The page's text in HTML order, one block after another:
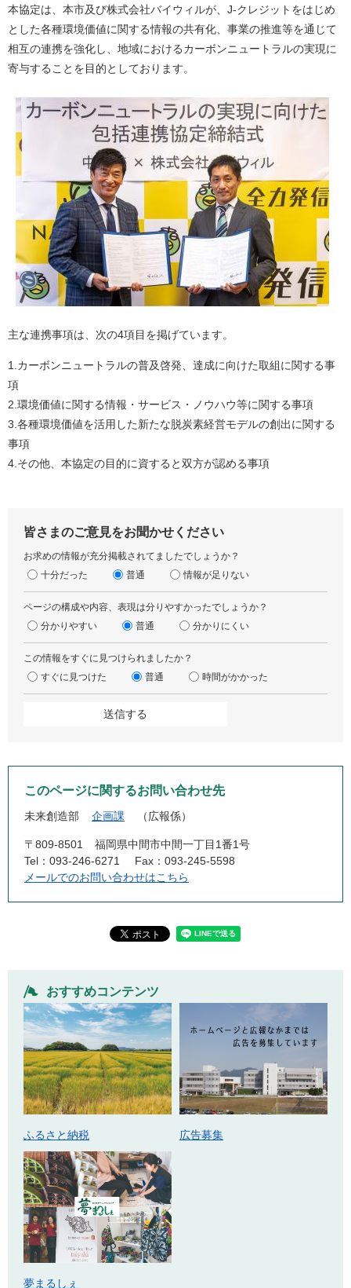
本協定は、本市及び株式会社バイウィルが、J-クレジットをはじめ
とした各種環境価値に関する情報の共有化、事業の推進等を通じて
相互の連携を強化し、地域におけるカーボンニュートラルの実現に
寄与することを目的としております。
主な連携事項は、次の4項目を掲げています。
1.カーボンニュートラルの普及啓発、達成に向けた取組に関する事
項
2.環境価値に関する情報・サービス・ノウハウ等に関する事項
3.各種環境価値を活用した新たな脱炭素経営モデルの創出に関する
事項
4.その他、本協定の目的に資すると双方が認める事項
皆さまのご意見をお聞かせください
お求めの情報が充分掲載されてましたでしょうか？
十分だった
普通 情報が足りない
ページの構成や内容、表現は分りやすかったでしょうか？
分かりやすい
普通 分かりにくい
この情報をすぐに見つけられましたか？
すぐに見つけた
普通 時間がかかった
このページに関するお問い合わせ先
未来創造部 企画課 広報係
〒809-8501
福岡県中間市中間一丁目1番1号
Tel：093-246-6271
Fax：093-245-5598
メールでのお問い合わせはこちら
おすすめコンテンツ
ふるさと納税 広告募集
夢まるしぇ